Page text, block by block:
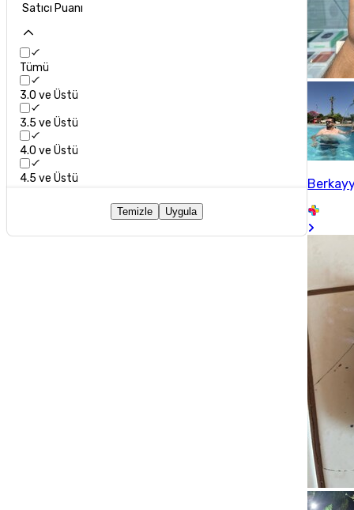
Satıcı Puanı
Tümü
3.0 ve Üstü
3.5 ve Üstü
4.0 ve Üstü
4.5 ve Üstü
Temizle Uygula